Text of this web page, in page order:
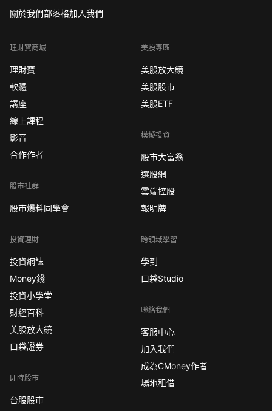
關於我們部落格加入我們
理財寶商城
理財寶
軟體
講座
線上課程
影音
合作作者
股市社群
股市爆料同學會
投資理財
投資網誌
Money錢
投資小學堂
財經百科
美股放大鏡
口袋證券
即時股市
台股股市
美股專區
美股放大鏡
美股股市
美股ETF
模擬投資
股市大富翁
選股網
雲端控股
報明牌
跨領域學習
學到
口袋Studio
聯絡我們
客服中心
加入我們
成為CMoney作者
場地租借